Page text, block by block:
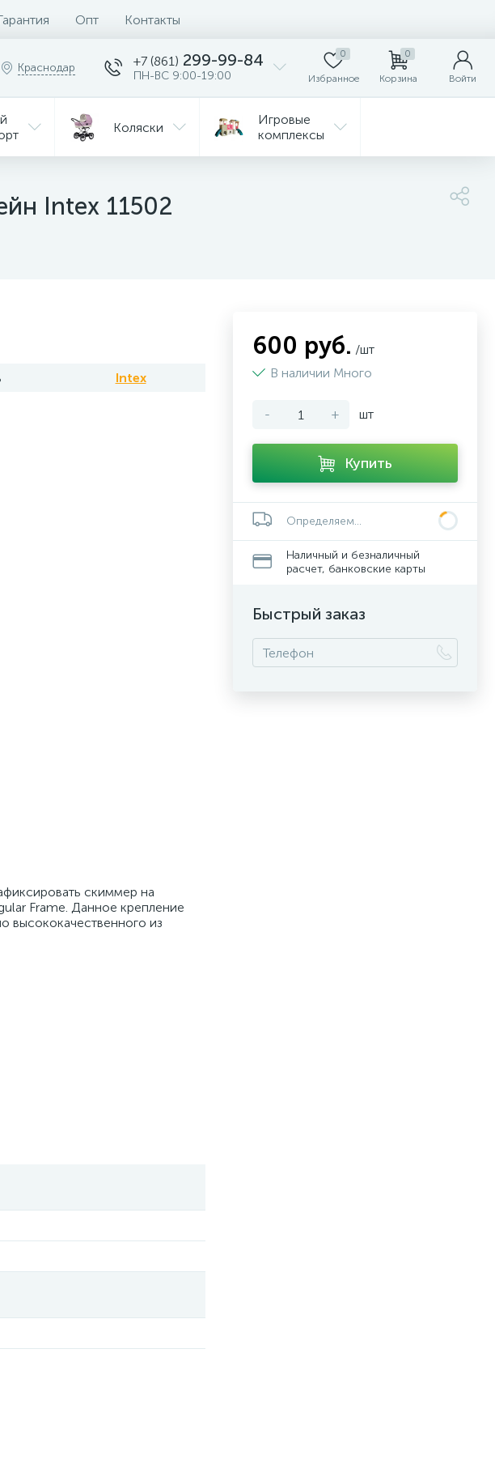
Опт Контакты
Краснодар +7 (861) 299-99-84
ПН-ВС 9:00-19:00
0
Избранное
0
Корзина Войти
Коляски
Игровые
комплексы
Intex 11502
Intex
скиммер на
Frame. Данное крепление
высококачественного из
600 руб. /шт
В наличии Много
- + шт
Купить
Определяем...
Наличный и безналичный
расчет, банковские карты
Быстрый заказ